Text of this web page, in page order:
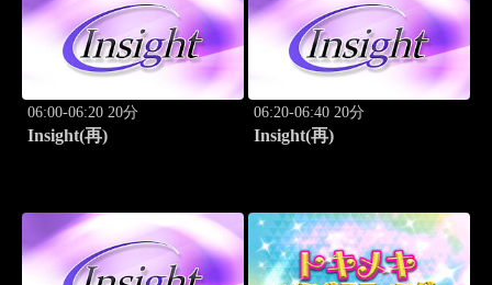
06:00-06:20 20分
Insight(再)
06:20-06:40 20分
Insight(再)